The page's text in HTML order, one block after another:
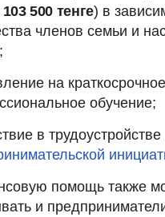
103 500 тенге) в
членов семьи и
на краткосрочное
обучение;
в
помощь также
и